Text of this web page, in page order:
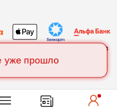
уже прошло